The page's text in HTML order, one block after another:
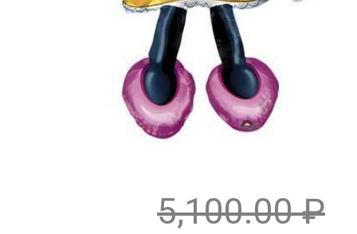
5,100.00₽